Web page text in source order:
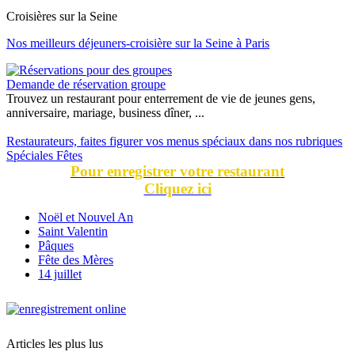
Croisières sur la Seine
Nos meilleurs déjeuners-croisière sur la Seine à Paris
Demande de réservation groupe
Trouvez un restaurant pour enterrement de vie de jeunes gens,
anniversaire, mariage, business dîner, ...
Restaurateurs, faites figurer vos menus spéciaux dans nos rubriques
Spéciales Fêtes
Pour enregistrer votre restaurant
Cliquez ici
Noël et Nouvel An
Saint Valentin
Pâques
Fête des Mères
14 juillet
Articles les plus lus